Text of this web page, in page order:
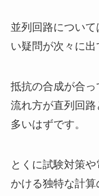
並列回路につい
い疑問が次々に出
抵抗の合成が合
流れ方が直列回
多いはずです。
とくに試験対策
かける独特な計